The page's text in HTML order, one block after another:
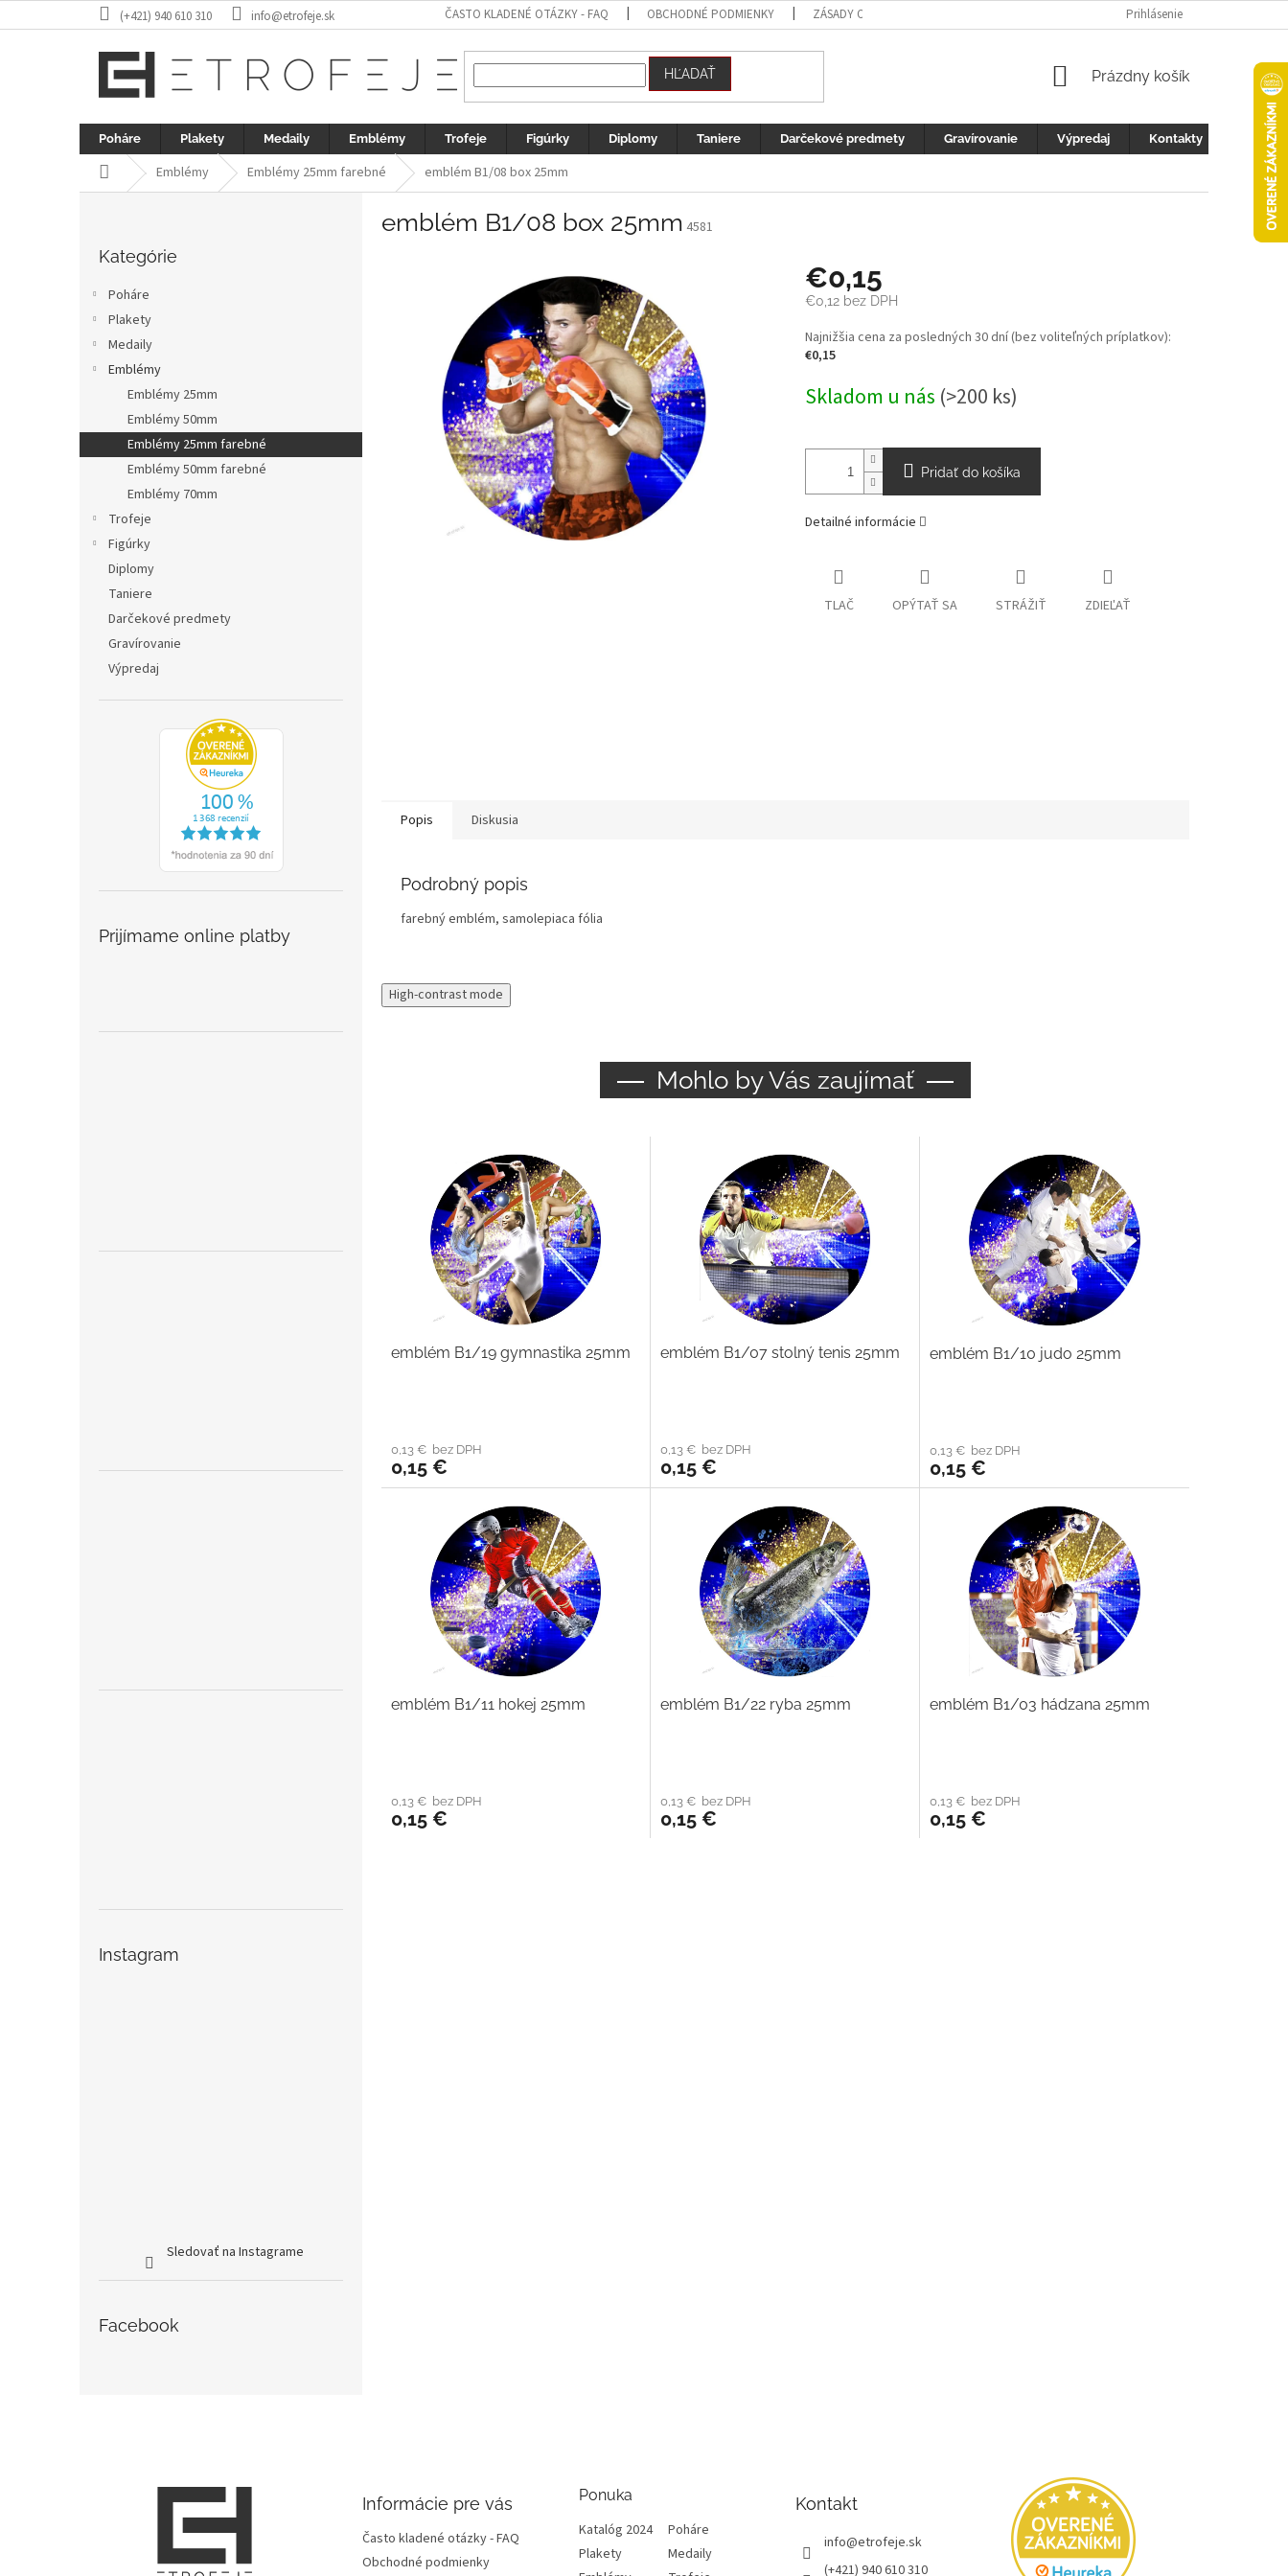
na
(+421) 940 610 310 info@etrofeje.sk ČASTO KLADENÉ OTÁZKY - FAQ OBCHODNÉ PODMIENKY ZÁSADY OCHRANY OSOBNÝCH ÚDAJOV FOTOGALERIA KONTAKTY
Prihlásenie
HĽADAŤ
NÁKUPNÝ
Prázdny košík
Poháre Plakety Medaily Emblémy Trofeje Figúrky Diplomy Taniere Darčekové predmety Gravírovanie Výpredaj Kontakty
DomovEmblémy Emblémy 25mm farebné emblém B1/08 box 25mm
kategórie
Kategórie
Poháre
Plakety
Medaily
Emblémy
Emblémy 25mm
Emblémy 50mm
Emblémy 25mm farebné
Emblémy 50mm farebné
Emblémy 70mm
Trofeje
Figúrky
Diplomy
Taniere
Darčekové predmety
Gravírovanie
Výpredaj
Prijímame online platby
Instagram
Sledovať na Instagrame
Facebook
emblém B1/08 box 25mm 4581
€0,15
€0,12 bez DPH
Jednotková
cena:
Najnižšia cena za posledných 30 dní (bez voliteľných príplatkov):
€0,15
Skladom u nás (>200 ks)
Pridať do košíka
Detailné informácie
TLAČ OPÝTAŤ SA STRÁŽIŤ ZDIEĽAŤ
Popis Diskusia
Podrobný popis
farebný emblém, samolepiaca fólia
High-contrast mode
Mohlo by Vás zaujímať
emblém B1/19 gymnastika 25mm
0,13 € bez DPH
0,15 €
emblém B1/07 stolný tenis 25mm
0,13 € bez DPH
0,15 €
emblém B1/10 judo 25mm
0,13 € bez DPH
0,15 €
emblém B1/11 hokej 25mm
0,13 € bez DPH
0,15 €
emblém B1/22 ryba 25mm
0,13 € bez DPH
0,15 €
emblém B1/03 hádzana 25mm
0,13 € bez DPH
0,15 €
Informácie pre vás
Často kladené otázky - FAQ
Obchodné podmienky
Ponuka
Katalóg 2024
Poháre
Plakety
Medaily
Kontakt
info@etrofeje.sk
(+421) 940 610 310